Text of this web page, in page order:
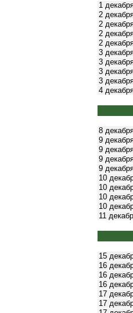
1
2
2
2
2
3
3
3
3
4
8
9
9
9
9
10
10
10
10
11
15
16
16
16
17
17